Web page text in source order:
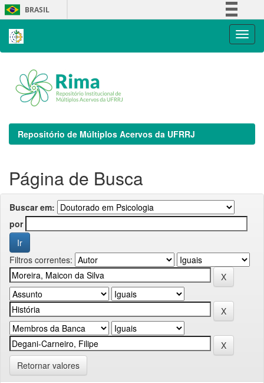
Skip
navigation
BRASIL
Repositório de Múltiplos Acervos da UFRRJ
Página de Busca
Buscar em:
por
Filtros correntes:
Retornar valores